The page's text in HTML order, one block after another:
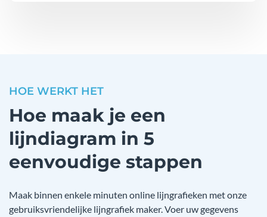
HOE WERKT HET
Hoe maak je een
lijndiagram in 5
eenvoudige stappen
Maak binnen enkele minuten online lijngrafieken met onze
gebruiksvriendelijke lijngrafiek maker. Voer uw gegevens